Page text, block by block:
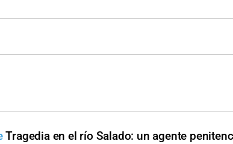
Tragedia en el río Salado: un agente